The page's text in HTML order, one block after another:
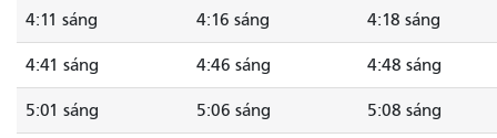
4:11 sáng 4:16 sáng 4:18 sáng
4:41 sáng 4:46 sáng 4:48 sáng
5:01 sáng 5:06 sáng 5:08 sáng